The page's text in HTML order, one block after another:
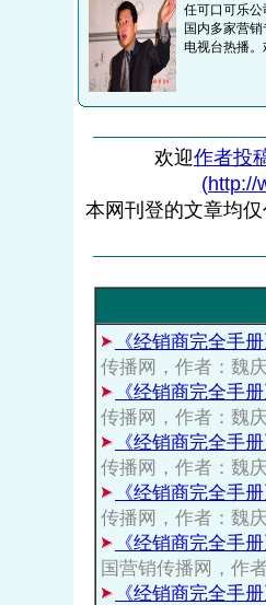
任可口可乐
国内多家营
电视台热播
欢迎作者投
(http://
本网刊登的文章均
《经销商完全手
传播网，作者：魏
《经销商完全手
传播网，作者：魏
《经销商完全手
传播网，作者：魏
《经销商完全手
传播网，作者：魏
《经销商完全手
国营销传播网，作
《经销商完全手